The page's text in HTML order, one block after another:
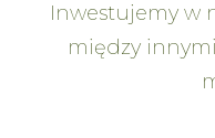
Inwestujemy w
między